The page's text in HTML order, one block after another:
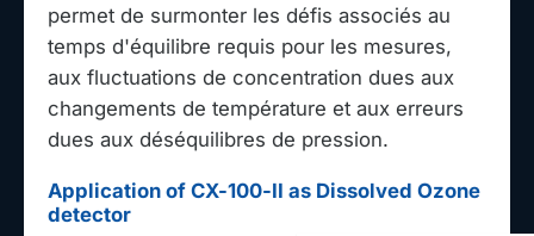
permet de surmonter les défis associés au
temps d'équilibre requis pour les mesures,
aux fluctuations de concentration dues aux
changements de température et aux erreurs
dues aux déséquilibres de pression.
Application of CX-100-II as Dissolved Ozone
detector